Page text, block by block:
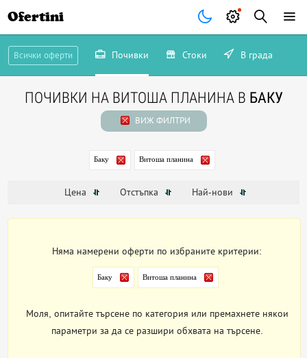
Ofertini
Всички оферти Почивки Стоки В града
ПОЧИВКИ НА ВИТОША ПЛАНИНА В БАКУ
ВИЖ ФИЛТРИ
Баку Витоша планина
Цена Отстъпка Най-нови
Няма намерени оферти по избраните критерии:
Баку Витоша планина
Моля, опитайте търсене по категория или премахнете някои
параметри за да се разшири обхвата на търсене.